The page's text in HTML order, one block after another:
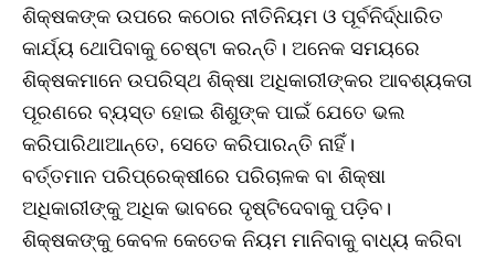
ଶିକ୍ଷକଙ୍କ ଉପରେ କଠୋର ନୀତିନିୟମ ଓ ପୂର୍ବନିର୍ଦ୍ଧାରିତ
କାର୍ଯ୍ୟ ଥୋପିବାକୁ ଚେଷ୍ଟା କରନ୍ତି। ଅନେକ ସମୟରେ
ଶିକ୍ଷକମାନେ ଉପରିସ୍ଥ ଶିକ୍ଷା ଅଧିକାରୀଙ୍କର ଆବଶ୍ୟକତା
ପୂରଣରେ ବ୍ୟସ୍ତ ହୋଇ ଶିଶୁଙ୍କ ପାଇଁ ଯେତେ ଭଲ
କରିପାରିଥାଆନ୍ତେ, ସେତେ କରିପାରନ୍ତି ନାହିଁ।
ବର୍ତ୍ତମାନ ପରିପ୍ରେକ୍ଷୀରେ ପରିଚାଳକ ବା ଶିକ୍ଷା
ଅଧିକାରୀଙ୍କୁ ଅଧିକ ଭାବରେ ଦୃଷ୍ଟିଦେବାକୁ ପଡ଼ିବ।
ଶିକ୍ଷକଙ୍କୁ କେବଳ କେତେକ ନିୟମ ମାନିବାକୁ ବାଧ୍ୟ କରିବା